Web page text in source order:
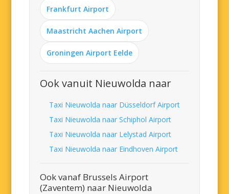
Frankfurt Airport
Maastricht Aachen Airport
Groningen Airport Eelde
Ook vanuit Nieuwolda naar
Taxi Nieuwolda naar Düsseldorf Airport
Taxi Nieuwolda naar Schiphol Airport
Taxi Nieuwolda naar Lelystad Airport
Taxi Nieuwolda naar Eindhoven Airport
Ook vanaf Brussels Airport
(Zaventem) naar Nieuwolda